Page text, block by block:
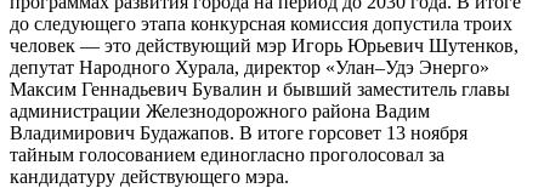
до следующего этапа конкурсная комиссия допустила троих
человек — это действующий мэр Игорь Юрьевич Шутенков,
депутат Народного Хурала, директор «Улан–Удэ Энерго»
Максим Геннадьевич Бувалин и бывший заместитель главы
администрации Железнодорожного района Вадим
Владимирович Будажапов. В итоге горсовет 13 ноября
тайным голосованием единогласно проголосовал за
кандидатуру действующего мэра.